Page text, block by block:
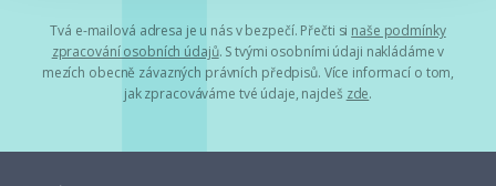
Tvá e-mailová adresa je u nás v bezpečí. Přečti si naše podmínky
zpracování osobních údajů. S tvými osobními údaji nakládáme v
mezích obecně závazných právních předpisů. Více informací o tom,
jak zpracováváme tvé údaje, najdeš zde.